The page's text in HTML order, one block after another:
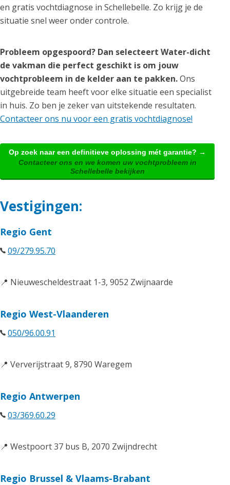
en gratis vochtdiagnose in Schellebelle. Zo krijg je de
situatie snel weer onder controle.
Probleem opgespoord? Dan selecteert Water-dicht
de vakman die perfect geschikt is om jouw
vochtprobleem in de kelder aan te pakken.Ons
uitgebreide team heeft voor elke situatie een specialist
in huis. Zo ben je zeker van uitstekende resultaten.
Contacteer ons nu voor een gratis vochtdiagnose!
Op zoek naar een definitieve oplossing mét garantie? →
Contacteer ons en we komen uw vochtprobleem in
Schellebelle bekijken
Vestigingen:
Regio Gent
09/279.95.70
📍 Nieuwescheldestraat 1-3, 9052 Zwijnaarde
Regio West-Vlaanderen
050/96.00.91
📍 Ververijstraat 9, 8790 Waregem
Regio Antwerpen
03/369.60.29
📍 Westpoort 37 bus B, 2070 Zwijndrecht
Regio Brussel & Vlaams-Brabant